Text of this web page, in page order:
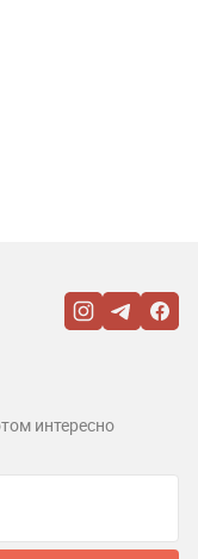
интересно